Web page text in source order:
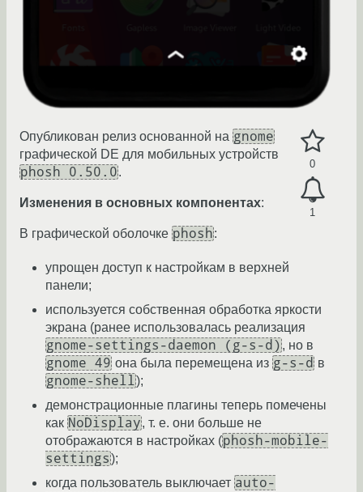
0
1
Опубликован релиз основанной на gnome
графической DE для мобильных устройств
phosh 0.50.0.
Изменения в основных компонентах:
В графической оболочке phosh:
упрощен доступ к настройкам в верхней
панели;
используется собственная обработка яркости
экрана (ранее использовалась реализация
gnome-settings-daemon (g-s-d) , но в
gnome 49 она была перемещена из g-s-d в
gnome-shell);
демонстрационные плагины теперь помечены
как NoDisplay, т. е. они больше не
отображаются в настройках (phosh-mobile-
settings);
когда пользователь выключает auto-